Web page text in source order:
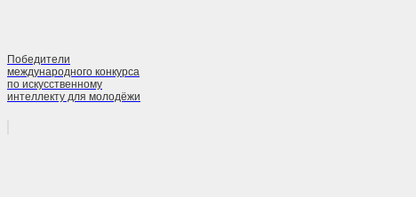
Победители
международного конкурса
по искусственному
интеллекту для молодёжи